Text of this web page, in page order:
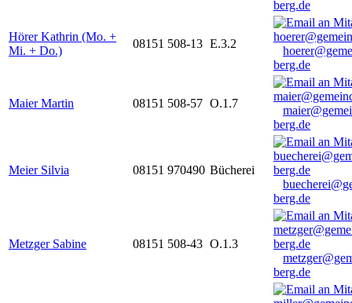
berg.de
Hörer Kathrin (Mo. +
Mi. + Do.)
08151 508-13 E.3.2
berg.de
Maier Martin 08151 508-57 O.1.7
berg.de
Meier Silvia 08151 970490 Bücherei
berg.de
Metzger Sabine 08151 508-43 O.1.3
berg.de